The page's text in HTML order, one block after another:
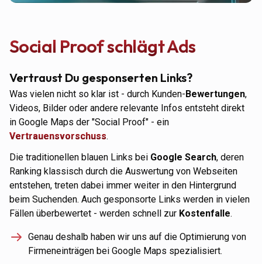
Social Proof schlägt Ads
Vertraust Du gesponserten Links?
Was vielen nicht so klar ist - durch Kunden- Bewertungen,
Videos, Bilder oder andere relevante Infos entsteht direkt
in Google Maps der "Social Proof" - ein
Vertrauensvorschuss.
Die traditionellen blauen Links bei Google Search, deren
Ranking klassisch durch die Auswertung von Webseiten
entstehen, treten dabei immer weiter in den Hintergrund
beim Suchenden. Auch gesponsorte Links werden in vielen
Fällen überbewertet - werden schnell zur Kostenfalle.
Genau deshalb haben wir uns auf die Optimierung von
Firmeneinträgen bei Google Maps spezialisiert.